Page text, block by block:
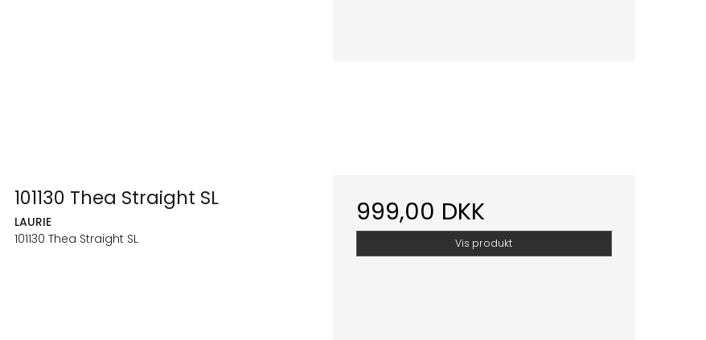
101130 Thea Straight SL
LAURIE
101130 Thea Straight SL
999,00 DKK
Vis produkt